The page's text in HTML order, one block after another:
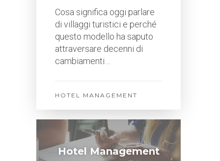
Cosa significa oggi parlare
di villaggi turistici e perché
questo modello ha saputo
attraversare decenni di
cambiamenti…
HOTEL MANAGEMENT
Hotel Management